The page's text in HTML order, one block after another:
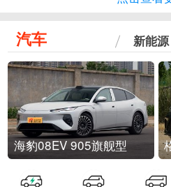
汽车 新能源
海豹08EV 905旗舰型